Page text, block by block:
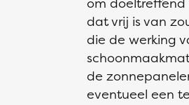
dat vrij is van
die de werking
de
eventueel een